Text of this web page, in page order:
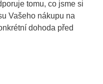
tomu, co jsme si
Vašeho nákupu na
dohoda před